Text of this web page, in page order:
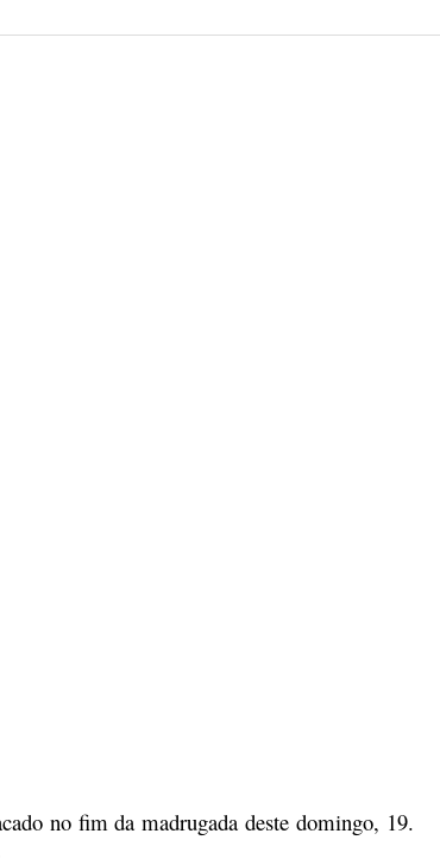
no fim da madrugada deste domingo, 19.